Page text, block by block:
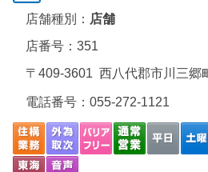
店舗種別： 店舗
店番号：351
〒409-3601 西八代郡市川三郷
電話番号： 055-272-1121